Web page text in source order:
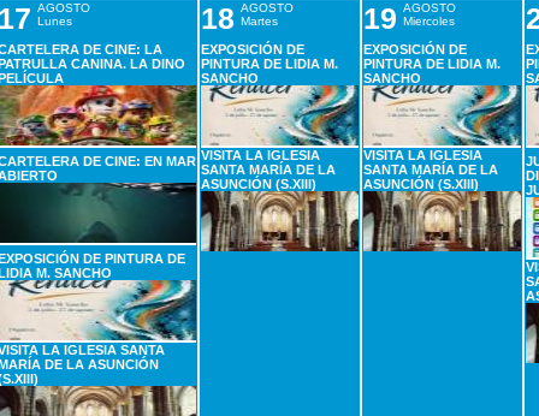
AGOSTO
Lunes
DE CINE: LA
CANINA. LA DINO
DE CINE: EN MAR
DE PINTURA DE
M. SANCHO
LA IGLESIA SANTA
DE LA ASUNCIÓN
18 AGOSTO
Martes
EXPOSICIÓN DE
PINTURA DE LIDIA M.
SANCHO
VISITA LA IGLESIA
SANTA MARÍA DE LA
ASUNCIÓN (S.XIII)
19 AGOSTO
Miercoles
EXPOSICIÓN DE
PINTURA DE LIDIA M.
SANCHO
VISITA LA IGLESIA
SANTA MARÍA DE LA
ASUNCIÓN (S.XIII)